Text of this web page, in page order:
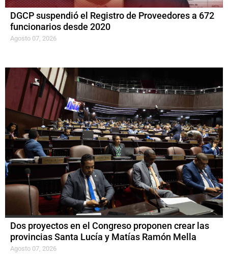
DGCP suspendió el Registro de Proveedores a 672
funcionarios desde 2020
Agosto 07, 2026
Dos proyectos en el Congreso proponen crear las
provincias Santa Lucía y Matías Ramón Mella
Agosto 07, 2026